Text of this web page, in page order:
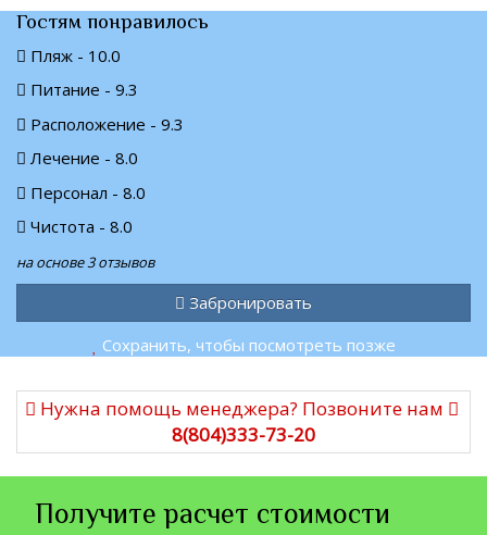
Гостям понравилось
Пляж - 10.0
Питание - 9.3
Расположение - 9.3
Лечение - 8.0
Персонал - 8.0
Чистота - 8.0
на основе 3 отзывов
Забронировать
Сохранить, чтобы посмотреть позже
Нужна помощь менеджера? Позвоните нам
8(804)333-73-20
Получите расчет стоимости